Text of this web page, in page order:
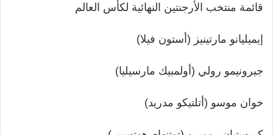
قائمة منتخب الأرجنتين النهائية لكأس العالم
إيميليانو مارتينيز (أستون فيلا)
جيرونيمو رولي (أولمبيك مارسيليا)
خوان موسو (أتلتيكو مدريد)